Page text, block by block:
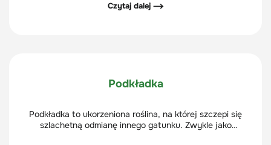
Czytaj dalej ⟶
Podkładka
Podkładka to ukorzeniona roślina, na której szczepi się
szlachetną odmianę innego gatunku. Zwykle jako